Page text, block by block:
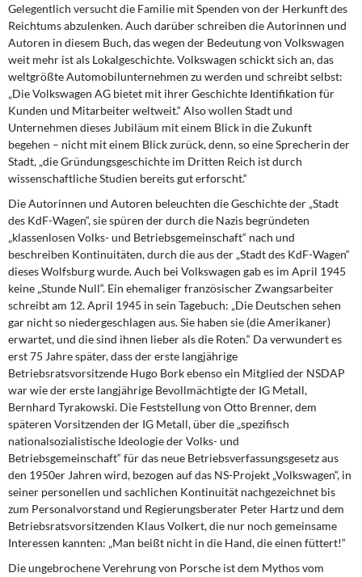
Über mich
Kontakt
Gelegentlich versucht die Familie mit Spenden von der Herkunft des
Reichtums abzulenken. Auch darüber schreiben die Autorinnen und
Autoren in diesem Buch, das wegen der Bedeutung von Volkswagen
weit mehr ist als Lokalgeschichte. Volkswagen schickt sich an, das
weltgrößte Automobilunternehmen zu werden und schreibt selbst:
„Die Volkswagen AG bietet mit ihrer Geschichte Identifikation für
Kunden und Mitarbeiter weltweit.“ Also wollen Stadt und
Unternehmen dieses Jubiläum mit einem Blick in die Zukunft
begehen – nicht mit einem Blick zurück, denn, so eine Sprecherin der
Stadt, „die Gründungsgeschichte im Dritten Reich ist durch
wissenschaftliche Studien bereits gut erforscht.“
Die Autorinnen und Autoren beleuchten die Geschichte der „Stadt
des KdF-Wagen“, sie spüren der durch die Nazis begründeten
„klassenlosen Volks- und Betriebsgemeinschaft“ nach und
beschreiben Kontinuitäten, durch die aus der „Stadt des KdF-Wagen“
dieses Wolfsburg wurde. Auch bei Volkswagen gab es im April 1945
keine „Stunde Null“. Ein ehemaliger französischer Zwangsarbeiter
schreibt am 12. April 1945 in sein Tagebuch: „Die Deutschen sehen
gar nicht so niedergeschlagen aus. Sie haben sie (die Amerikaner)
erwartet, und die sind ihnen lieber als die Roten.“ Da verwundert es
erst 75 Jahre später, dass der erste langjährige
Betriebsratsvorsitzende Hugo Bork ebenso ein Mitglied der NSDAP
war wie der erste langjährige Bevollmächtigte der IG Metall,
Bernhard Tyrakowski. Die Feststellung von Otto Brenner, dem
späteren Vorsitzenden der IG Metall, über die „spezifisch
nationalsozialistische Ideologie der Volks- und
Betriebsgemeinschaft“ für das neue Betriebsverfassungsgesetz aus
den 1950er Jahren wird, bezogen auf das NS-Projekt „Volkswagen“, in
seiner personellen und sachlichen Kontinuität nachgezeichnet bis
zum Personalvorstand und Regierungsberater Peter Hartz und dem
Betriebsratsvorsitzenden Klaus Volkert, die nur noch gemeinsame
Interessen kannten: „Man beißt nicht in die Hand, die einen füttert!“
Die ungebrochene Verehrung von Porsche ist dem Mythos vom